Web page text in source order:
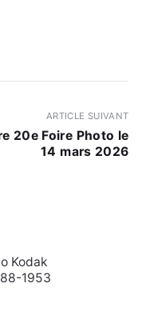
ARTICLE SUIVANT
20e Foire Photo le
14 mars 2026
Kodak
1953